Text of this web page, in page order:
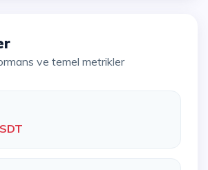
ve temel metrikler